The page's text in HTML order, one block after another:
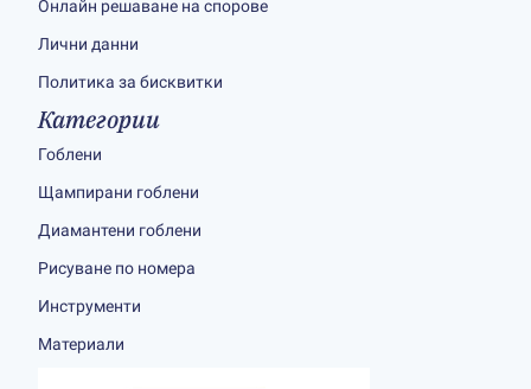
Онлайн решаване на спорове
Лични данни
Политика за бисквитки
Категории
Гоблени
Щампирани гоблени
Диамантени гоблени
Рисуване по номера
Инструменти
Материали